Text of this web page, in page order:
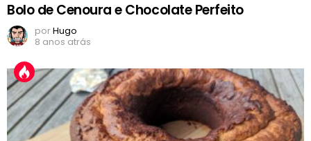
Bolo de Cenoura e Chocolate Perfeito
porHugo
8 anos atrás